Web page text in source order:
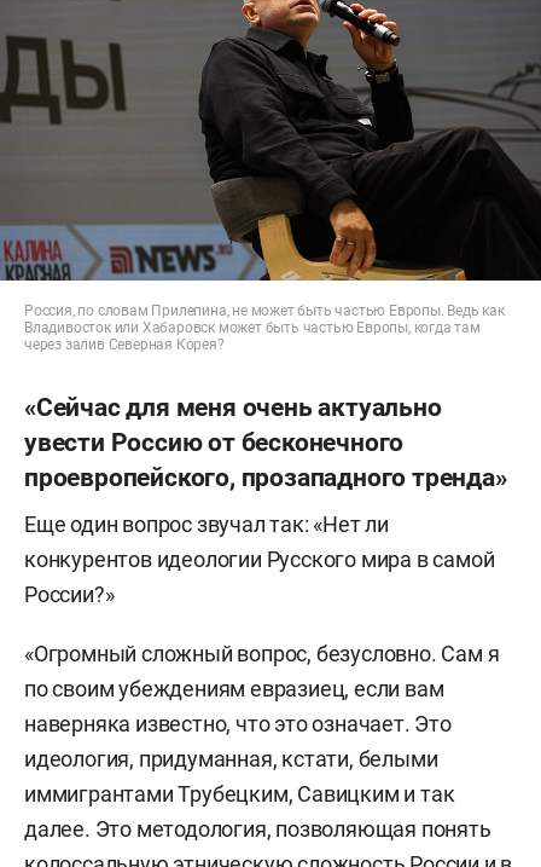
Россия, по словам Прилепина, не может быть частью Европы. Ведь как
Владивосток или Хабаровск может быть частью Европы, когда там
через залив Северная Корея?
«Сейчас для меня очень актуально
увести Россию от бесконечного
проевропейского, прозападного тренда»
Еще один вопрос звучал так: «Нет ли
конкурентов идеологии Русского мира в самой
России?»
«Огромный сложный вопрос, безусловно. Сам я
по своим убеждениям евразиец, если вам
наверняка известно, что это означает. Это
идеология, придуманная, кстати, белыми
иммигрантами Трубецким, Савицким и так
далее. Это методология, позволяющая понять